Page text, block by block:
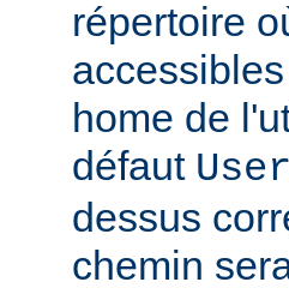
répertoire
home de
défaut
dessus
chemin